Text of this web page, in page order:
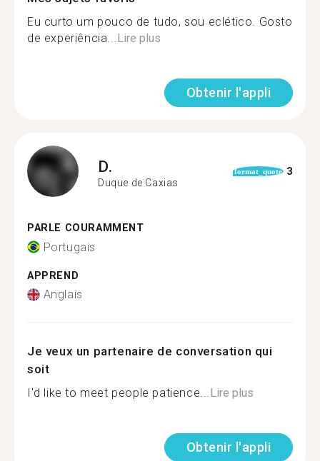
Eu curto um pouco de tudo, sou eclético. Gosto
de experiência...Lire plus
Obtenir l'appli
D.
Duque de Caxias
format_quote 3
PARLE COURAMMENT
Portugais
APPREND
Anglais
Je veux un partenaire de conversation qui
soit
I'd like to meet people patience...Lire plus
Obtenir l'appli